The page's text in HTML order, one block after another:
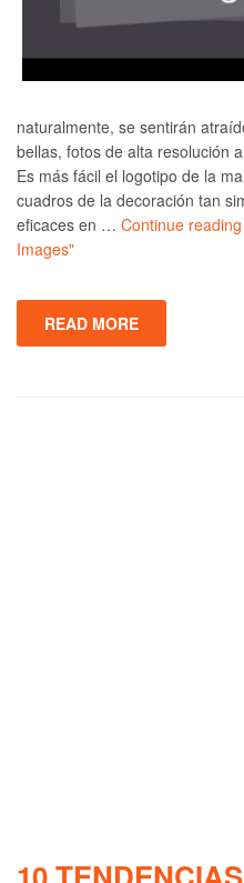
naturalmente, se sentirán
bellas, fotos de alta resolución
Es más fácil el logotipo de la
cuadros de la decoración tan
eficaces en … Continue reading
Images"
READ MORE